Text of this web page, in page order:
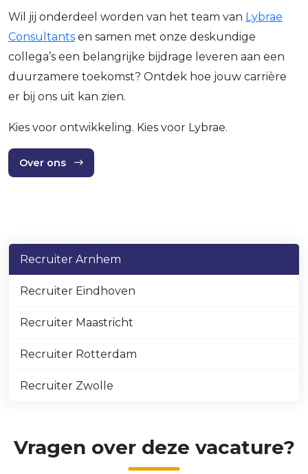
Wil jij onderdeel worden van het team van Lybrae
Consultants en samen met onze deskundige
collega’s een belangrijke bijdrage leveren aan een
duurzamere toekomst? Ontdek hoe jouw carrière
er bij ons uit kan zien.
Kies voor ontwikkeling. Kies voor Lybrae.
Over ons
Recruiter Arnhem
Recruiter Eindhoven
Recruiter Maastricht
Recruiter Rotterdam
Recruiter Zwolle
Vragen over deze vacature?